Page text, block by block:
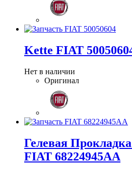
Kette FIAT
Нет в наличии
Оригинал
Гелевая
FIAT 68224945AA